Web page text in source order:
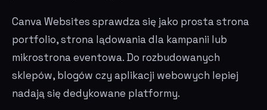
Canva Websites sprawdza się jako prosta strona
portfolio, strona lądowania dla kampanii lub
mikrostrona eventowa. Do rozbudowanych
sklepów, blogów czy aplikacji webowych lepiej
nadają się dedykowane platformy.